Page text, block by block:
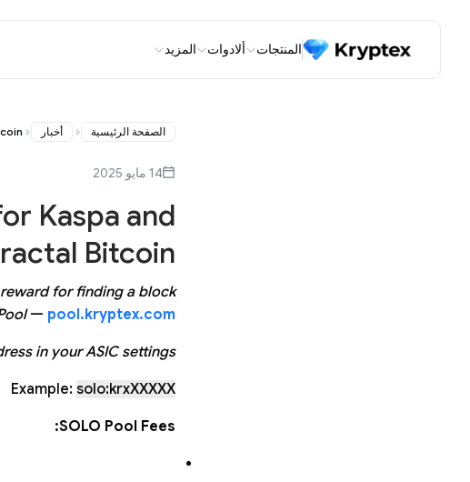
المنتجات ألادوات المزيد
الصفحة الرئيسية أخبار
14 مايو 2025
Kaspa and
Bitcoin
for finding a block?
— pool.kryptex.com
in your ASIC settings.
Example: solo:krxXXXXX
SOLO Pool Fees: